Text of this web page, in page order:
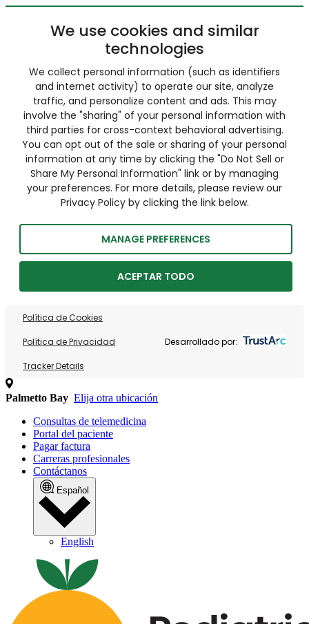
We use cookies and similar
technologies
We collect personal information (such as identifiers
and internet activity) to operate our site, analyze
traffic, and personalize content and ads. This may
involve the "sharing" of your personal information with
third parties for cross-context behavioral advertising.
You can opt out of the sale or sharing of your personal
information at any time by clicking the "Do Not Sell or
Share My Personal Information" link or by managing
your preferences. For more details, please review our
Privacy Policy by clicking the link below.
MANAGE PREFERENCES
ACEPTAR TODO
Política de Cookies
Política de Privacidad
Tracker Details
Desarrollado por:
Palmetto Bay Elija otra ubicación
Consultas de telemedicina
Portal del paciente
Pagar factura
Carreras profesionales
Contáctanos
Español
English